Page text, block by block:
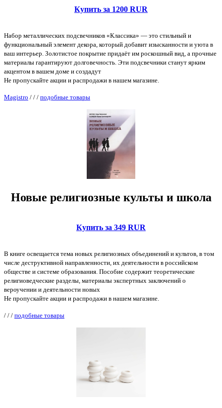
Купить за 1200 RUR
Набор металлических подсвечников «Классика» — это стильный и
функциональный элемент декора, который добавит изысканности и уюта в
ваш интерьер. Золотистое покрытие придаёт им роскошный вид, а прочные
материалы гарантируют долговечность. Эти подсвечники станут ярким
акцентом в вашем доме и создадут
Не пропускайте акции и распродажи в нашем магазине.
Magistro / / / подобные товары
Новые религиозные культы и школа
Купить за 349 RUR
В книге освещается тема новых религиозных объединений и культов, в том
числе деструктивной направленности, их деятельности в российском
обществе и системе образования. Пособие содержит теоретические
религиоведческие разделы, материалы экспертных заключений о
вероучении и деятельности новых
Не пропускайте акции и распродажи в нашем магазине.
/ / / подобные товары